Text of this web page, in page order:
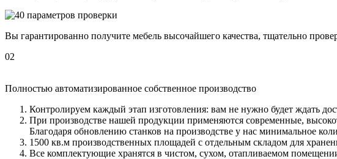
Вы гарантированно получите мебель высочайшего качества, тщательно
02
Полностью автоматизированное собственное производство
Контролируем каждый этап изготовления: вам не нужно будет ждать
При производстве нашей продукции применяются современные,
Благодаря обновлению станков на производстве у нас минимальное
1500 кв.м производственных площадей с отдельным складом для
Все комплектующие хранятся в чистом, сухом, отапливаемом